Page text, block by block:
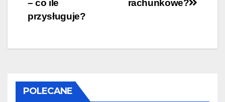
wpisu
rachunkowe?
– co ile
przysługuje?
POLECANE